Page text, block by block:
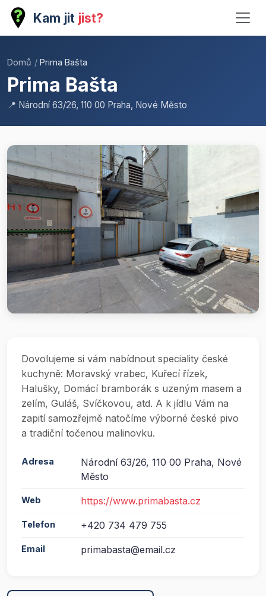
Kam jit jist?
Domů / Prima Bašta
Prima Bašta
📍 Národní 63/26, 110 00 Praha, Nové Město
Dovolujeme si vám nabídnout speciality české
kuchyně: Moravský vrabec, Kuřecí řízek,
Halušky, Domácí bramborák s uzeným masem a
zelím, Guláš, Svíčkovou, atd. A k jídlu Vám na
zapití samozřejmě natočíme výborné české pivo
a tradiční točenou malinovku.
Adresa
Národní 63/26, 110 00 Praha, Nové
Město
Web https://www.primabasta.cz
Telefon +420 734 479 755
Email primabasta@email.cz